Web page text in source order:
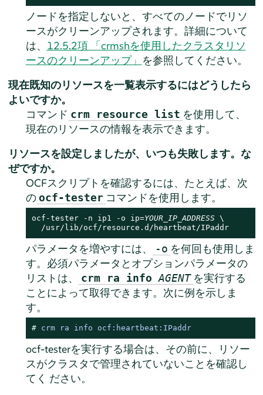
ノードを指定しないと、すべてのノードでリソ
ースがクリーンアップされます。詳細について
は、 12.5.2項 「crmshを使用したクラスタリソ
ースのクリーンアップ」 を参照してください。
現在既知のリソースを一覧表示するにはどうしたら
よいですか。
コマンド crm resource list を使用して、
現在のリソースの情報を表示できます。
リソースを設定しましたが、いつも失敗します。な
ぜですか。
OCFスクリプトを確認するには、たとえば、次
の ocf-tester コマンドを使用します。
ocf-tester -n ip1 -o ip=YOUR_IP_ADDRESS \
  /usr/lib/ocf/resource.d/heartbeat/IPaddr
パラメータを増やすには、 -o を何回も使用しま
す。必須パラメータとオプションパラメータの
リストは、
crm ra infoAGENT を実行する
ことによって取得できます。次に例を示しま
す。
# crm ra info ocf:heartbeat:IPaddr
ocf-testerを実行する場合は、その前に、リソー
スがクラスタで管理されていないことを確認し
てく ださい。